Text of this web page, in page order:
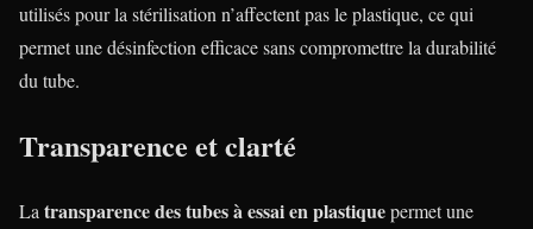
utilisés pour la stérilisation n’affectent pas le plastique, ce qui
permet une désinfection efficace sans compromettre la durabilité
du tube.
Transparence et clarté
La transparence des tubes à essai en plastiquepermet une